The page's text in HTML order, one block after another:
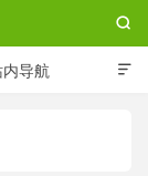

导航
